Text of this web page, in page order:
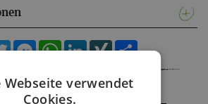
TwitterMessengerWhatsApp
LinkedIn
XING
Webseite verwendet
Cookies.